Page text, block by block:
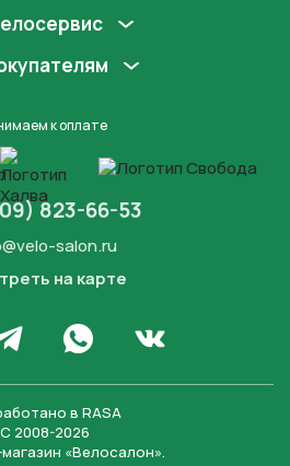
к оплате
823-66-53
salon.ru
на карте
Инстаграмв Телеграм
Написать в WhatsApp
Перейти во
в RASA
С 2008-2026
«Велосалон».